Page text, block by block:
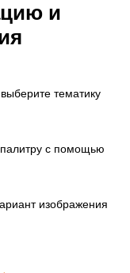
и
тематику
с помощью
изображения